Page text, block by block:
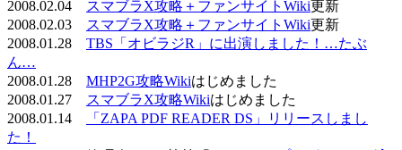
2008.02.04
スマブラX攻略＋ファンサイトWiki更新
2008.02.03
スマブラX攻略＋ファンサイトWiki更新
2008.01.28 TBS「オビラジR」に出演しました！…たぶ
ん…
2008.01.28 MHP2G攻略Wikiはじめました
2008.01.27
スマブラX攻略Wikiはじめました
2008.01.14
「ZAPA PDF READER DS」リリースしまし
た！